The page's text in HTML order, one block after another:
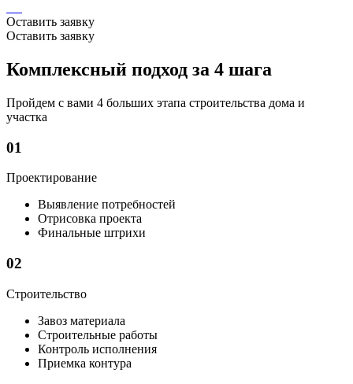
Оставить заявку
Оставить заявку
Комплексный подход за 4 шага
Пройдем с вами 4 больших этапа строительства дома и
участка
01
Проектирование
Выявление потребностей
Отрисовка проекта
Финальные штрихи
02
Строительство
Завоз материала
Строительные работы
Контроль исполнения
Приемка контура